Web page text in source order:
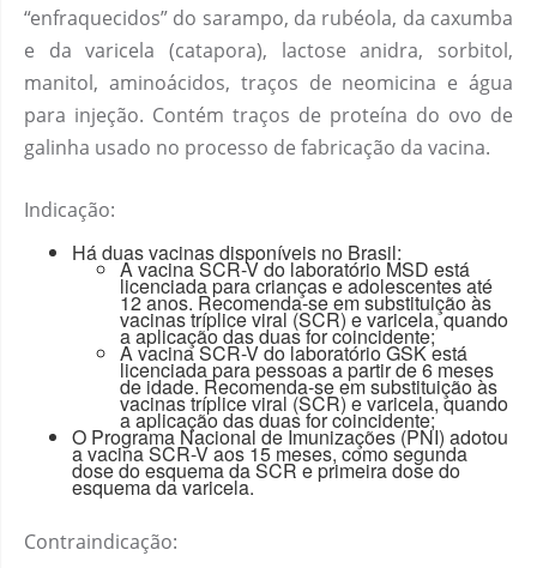
“enfraquecidos” do sarampo, da rubéola, da caxumba
e da varicela (catapora), lactose anidra, sorbitol,
manitol, aminoácidos, traços de neomicina e água
para injeção. Contém traços de proteína do ovo de
galinha usado no processo de fabricação da vacina.
Indicação:
Há duas vacinas disponíveis no Brasil:
A vacina SCR-V do laboratório MSD está
licenciada para crianças e adolescentes até
12 anos. Recomenda-se em substituição às
vacinas tríplice viral (SCR) e varicela, quando
a aplicação das duas for coincidente;
A vacina SCR-V do laboratório GSK está
licenciada para pessoas a partir de 6 meses
de idade. Recomenda-se em substituição às
vacinas tríplice viral (SCR) e varicela, quando
a aplicação das duas for coincidente;
O Programa Nacional de Imunizações (PNI) adotou
a vacina SCR-V aos 15 meses, como segunda
dose do esquema da SCR e primeira dose do
esquema da varicela.
Contraindicação: